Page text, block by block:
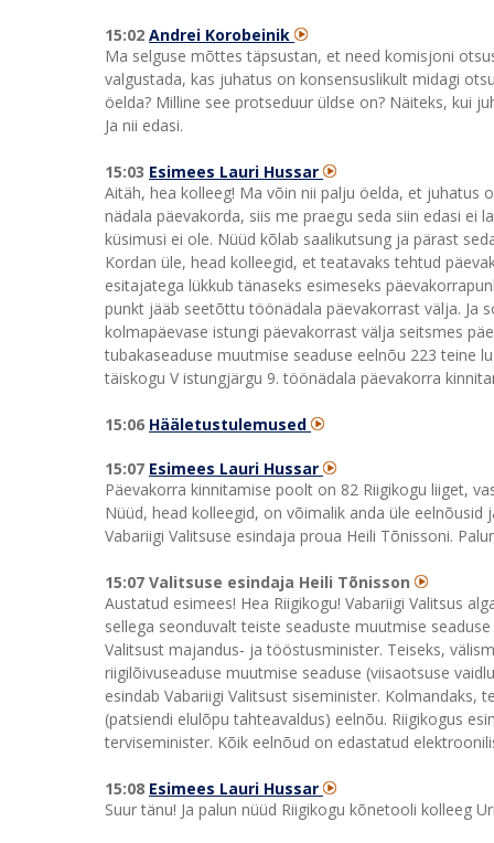
15:02 Andrei Korobeinik
Ma selguse mõttes täpsustan, et need komisjoni
valgustada, kas juhatus on konsensuslikult midagi
öelda? Milline see protseduur üldse on? Näiteks, kui
Ja nii edasi.
15:03 Esimees Lauri Hussar
Aitäh, hea kolleeg! Ma võin nii palju öelda, et juhatus
nädala päevakorda, siis me praegu seda siin edasi ei
küsimusi ei ole. Nüüd kõlab saalikutsung ja pärast
Kordan üle, head kolleegid, et teatavaks tehtud
esitajatega lükkub tänaseks esimeseks
punkt jääb seetõttu töönädala päevakorrast välja. Ja
kolmapäevase istungi päevakorrast välja seitsmes
tubakaseaduse muutmise seaduse eelnõu 223 teine
täiskogu V istungjärgu 9. töönädala päevakorra
15:06 Hääletustulemused
15:07 Esimees Lauri Hussar
Päevakorra kinnitamise poolt on 82 Riigikogu liiget,
Nüüd, head kolleegid, on võimalik anda üle
Vabariigi Valitsuse esindaja proua Heili Tõnissoni.
15:07 Valitsuse esindaja Heili Tõnisson
Austatud esimees! Hea Riigikogu! Vabariigi Valitsus
sellega seonduvalt teiste seaduste muutmise
Valitsust majandus‑ ja tööstusminister. Teiseks,
riigilõivuseaduse muutmise seaduse (viisaotsuse
esindab Vabariigi Valitsust siseminister.
(patsiendi elulõpu tahteavaldus) eelnõu. Riigikogus
terviseminister. Kõik eelnõud on edastatud
15:08 Esimees Lauri Hussar
Suur tänu! Ja palun nüüd Riigikogu kõnetooli kolleeg